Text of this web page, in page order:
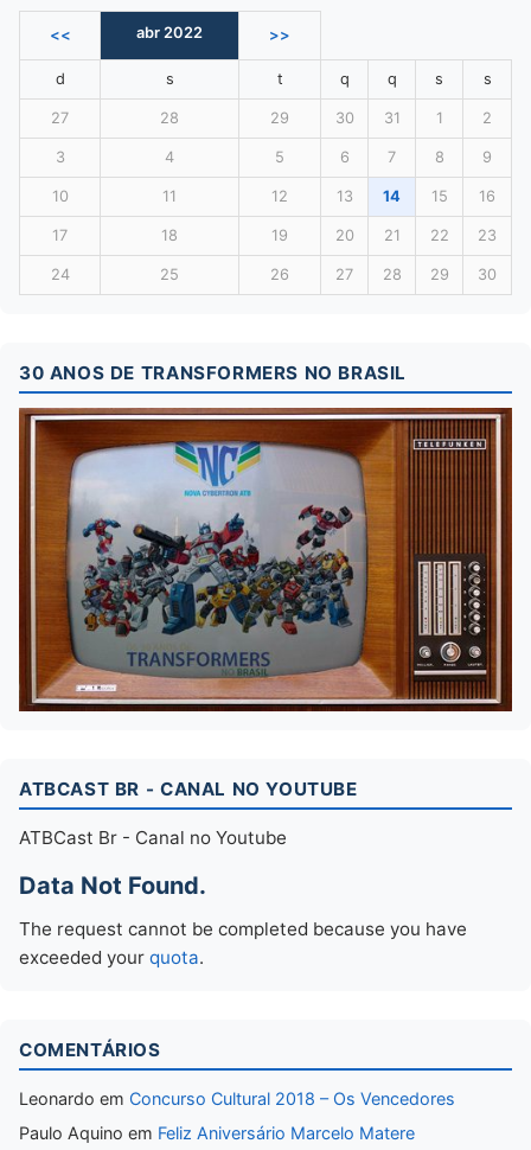
<< abr 2022 >>
d s t q q s s
27 28 29 30 31 1 2
3 4 5 6 7 8 9
10 11 12 13 14 15 16
17 18 19 20 21 22 23
24 25 26 27 28 29 30
30 ANOS DE TRANSFORMERS NO BRASIL
ATBCAST BR - CANAL NO YOUTUBE
ATBCast Br - Canal no Youtube
Data Not Found.
The request cannot be completed because you have
exceeded your quota.
COMENTÁRIOS
Leonardo em Concurso Cultural 2018 – Os Vencedores
Paulo Aquino em Feliz Aniversário Marcelo Matere